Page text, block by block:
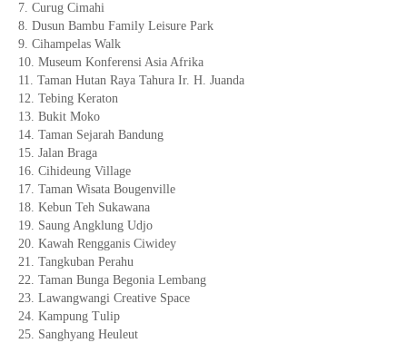
7. Curug Cimahi
8. Dusun Bambu Family Leisure Park
9. Cihampelas Walk
10. Museum Konferensi Asia Afrika
11. Taman Hutan Raya Tahura Ir. H. Juanda
12. Tebing Keraton
13. Bukit Moko
14. Taman Sejarah Bandung
15. Jalan Braga
16. Cihideung Village
17. Taman Wisata Bougenville
18. Kebun Teh Sukawana
19. Saung Angklung Udjo
20. Kawah Rengganis Ciwidey
21. Tangkuban Perahu
22. Taman Bunga Begonia Lembang
23. Lawangwangi Creative Space
24. Kampung Tulip
25. Sanghyang Heuleut